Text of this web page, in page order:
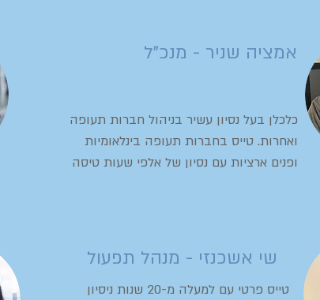
אמציה שניר - מנכ"ל
כלכלן בעל נסיון עשיר בניהול חברות תעופה
ואחרות. טייס בחברות תעופה בינלאומיות
ופנים ארציות עם נסיון של אלפי שעות טיסה
שי אשכנזי - מנהל תפעול
טייס פרטי עם למעלה מ-20 שנות ניסיון